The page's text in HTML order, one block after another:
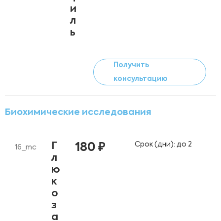
и
л
ь
Получить
консультацию
Биохимические исследования
16_mc
Г
л
ю
к
о
з
а
180 ₽ Срок (дни): до 2